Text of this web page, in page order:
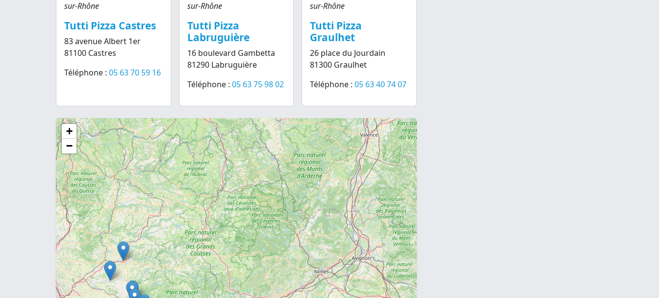
sur-Rhône
Tutti Pizza Castres
83 avenue Albert 1er
81100 Castres
Téléphone : 05 63 70 59 16
sur-Rhône
Tutti Pizza
Labruguière
16 boulevard Gambetta
81290 Labruguière
Téléphone : 05 63 75 98 02
sur-Rhône
Tutti Pizza
Graulhet
26 place du Jourdain
81300 Graulhet
Téléphone :05 63 40 74 07
Tournon-sur-Rhône
+
−